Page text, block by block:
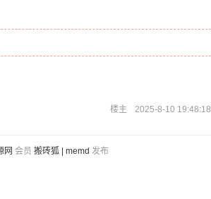
楼主 2025-8-10 19:48:18
网 会员 搬砖狐 | memd 发布